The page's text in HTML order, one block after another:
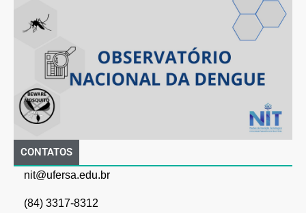
CONTATOS
nit@ufersa.edu.br
(84) 3317-8312